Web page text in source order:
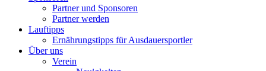
Partner und Sponsoren
Partner werden
Lauftipps
Ernährungstipps für Ausdauersportler
Über uns
Verein